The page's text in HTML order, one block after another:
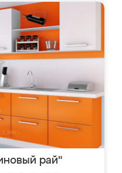
рай"